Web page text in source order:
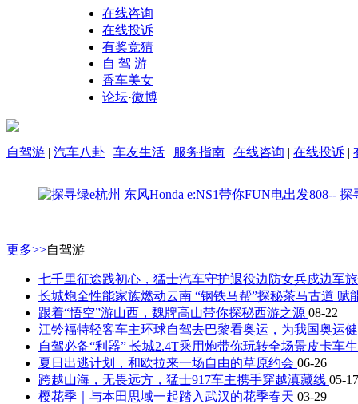
在线咨询
在线投诉
有奖竞猜
自 驾 游
香车美女
论坛·微博
自驾游 | 汽车八卦 | 车友生活 | 服务指南 | 在线咨询 | 在线投诉 |
探
更多>>自驾游
七千里征途践初心，猛士汽车守护退役边防女兵戍边军
长城炮全性能家族燃动云南 “钢铁马帮”探秘茶马古道 赋
跟着“悟空”游山西，魏牌高山带你探秘西游之源 08-22
江铃福特轻客车主环球自驾去巴黎看奥运，为我国奥运
自驾必备“利器” 长城2.4T乘用炮带你玩转全场景皮卡车
夏日出逃计划，和欧拉来一场自由的草原约会 06-26
跨越山海，无畏远方，猛士917车主携手穿越滇藏线 05-17
樱花季｜与本田思域一起踏入武汉的花季春天 03-29